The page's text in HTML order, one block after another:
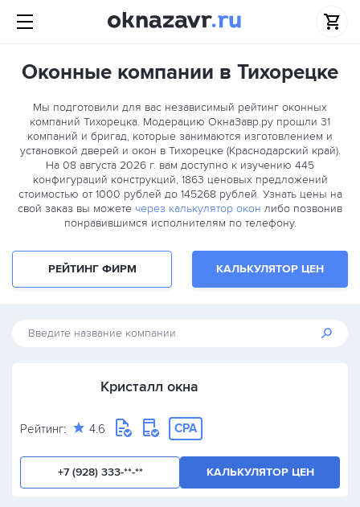
Оконные компании в Тихорецке
Мы подготовили для вас независимый рейтинг оконных
компаний Тихорецка. Модерацию ОкнаЗавр.ру прошли 31
компаний и бригад, которые занимаются изготовлением и
установкой дверей и окон в Тихорецке (Краснодарский край).
На 08 августа 2026 г. вам доступно к изучению 445
конфигураций конструкций, 1863 ценовых предложений
стоимостью от 1000 рублей до 145268 рублей. Узнать цены на
свой заказ вы можете через калькулятор окон либо позвонив
понравившимся исполнителям по телефону.
РЕЙТИНГ ФИРМ КАЛЬКУЛЯТОР ЦЕН
Кристалл окна
Рейтинг: 4.6 CPA
+7 (928) 333-**-** КАЛЬКУЛЯТОР ЦЕН